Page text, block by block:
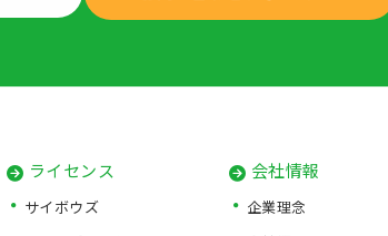
ライセンス
サイボウズ
会社情報
企業理念